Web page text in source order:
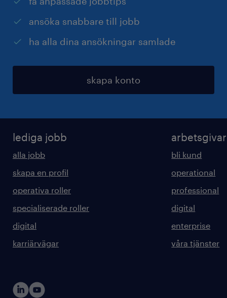
ansöka snabbare till jobb
ha alla dina ansökningar samlade
skapa konto
lediga jobb
alla jobb
skapa en profil
operativa roller
specialiserade roller
digital
karriärvägar
bli kund
operational
professional
digital
enterprise
våra tjänster